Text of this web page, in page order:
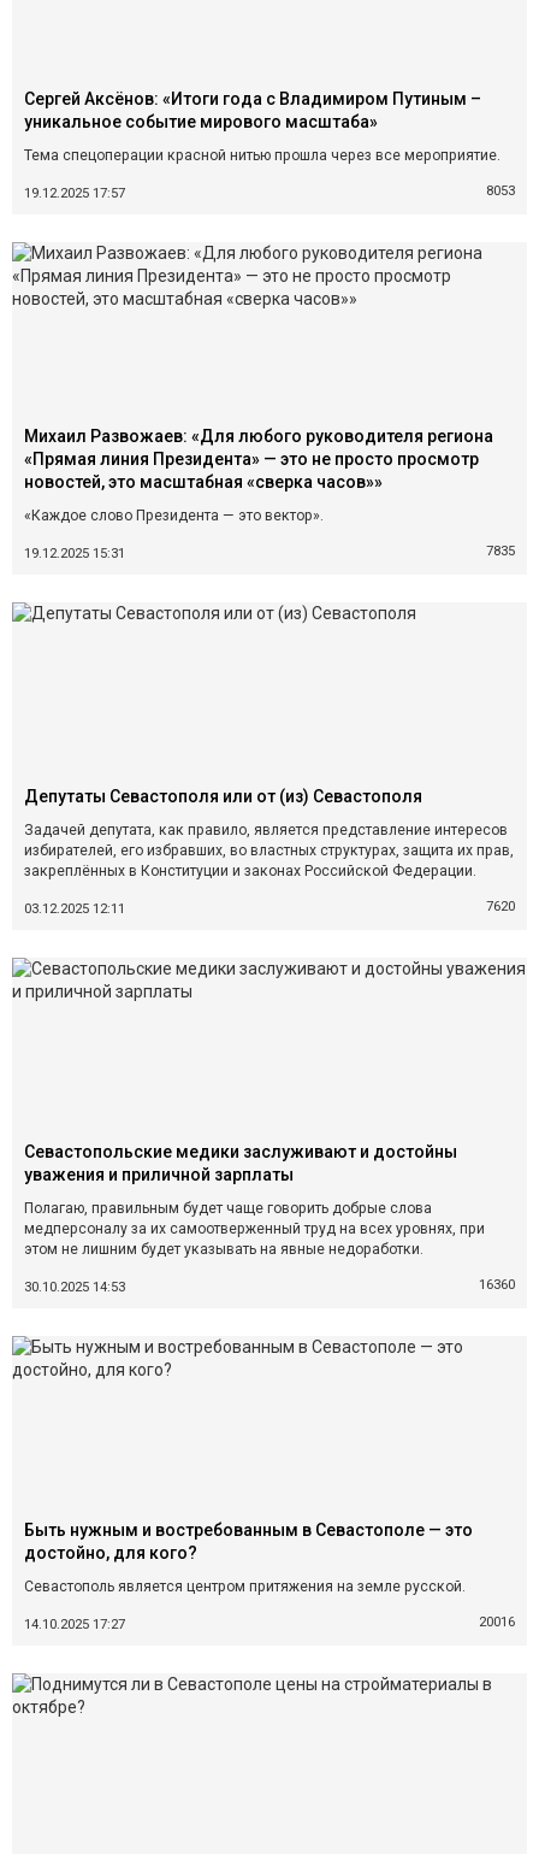
Сергей Аксёнов: «Итоги года с Владимиром Путиным –
уникальное событие мирового масштаба»
Тема спецоперации красной нитью прошла через все мероприятие.
19.12.2025 17:57 8053
Михаил Развожаев: «Для любого руководителя региона
«Прямая линия Президента» — это не просто просмотр
новостей, это масштабная «сверка часов»»
«Каждое слово Президента — это вектор».
19.12.2025 15:31 7835
Депутаты Севастополя или от (из) Севастополя
Задачей депутата, как правило, является представление интересов
избирателей, его избравших, во властных структурах, защита их прав,
закреплённых в Конституции и законах Российской Федерации.
03.12.2025 12:11 7620
Севастопольские медики заслуживают и достойны
уважения и приличной зарплаты
Полагаю, правильным будет чаще говорить добрые слова
медперсоналу за их самоотверженный труд на всех уровнях, при
этом не лишним будет указывать на явные недоработки.
30.10.2025 14:53 16360
Быть нужным и востребованным в Севастополе — это
достойно, для кого?
Севастополь является центром притяжения на земле русской.
14.10.2025 17:27 20016